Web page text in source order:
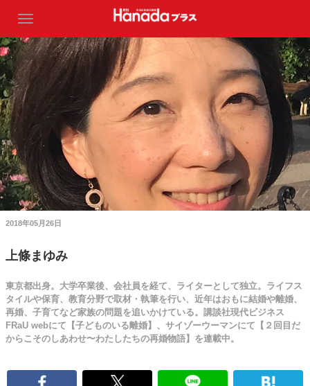
2018年05月26日
上條まゆみ
東京都出身。大学卒業後、会社員を経て、ライターとして独立。ライフス
タイルや保育、教育分野で取材・執筆を行い、近年はおもに結婚や離婚、
再婚、子育てなど家族の問題を追いかけている。講談社現代ビジネス
FRaU webにて【子どものいる離婚】、サイゾーウーマンにて【２回目だ
からこそのしあわせ〜わたしたちの再婚物語】を連載中。